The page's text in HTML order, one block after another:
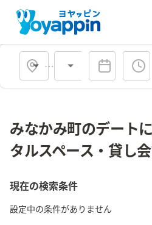
会場タイプ
みなかみ町のデート
タルスペース・貸し
現在の検索条件
設定中の条件がありません